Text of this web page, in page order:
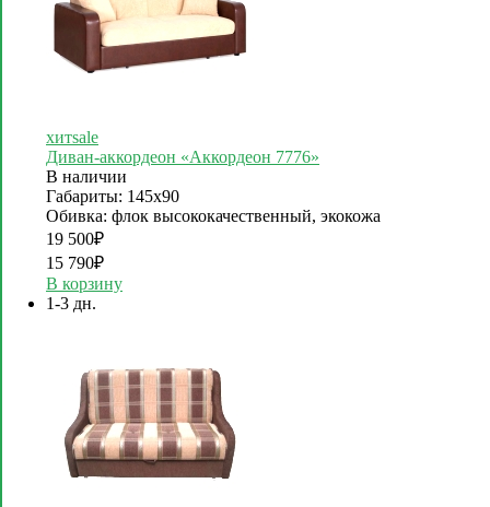
хитsale
Диван-аккордеон «Аккордеон 7776»
В наличии
Габариты: 145х90
Обивка: флок высококачественный, экокожа
19 500₽
15 790₽
В корзину
1-3 дн.